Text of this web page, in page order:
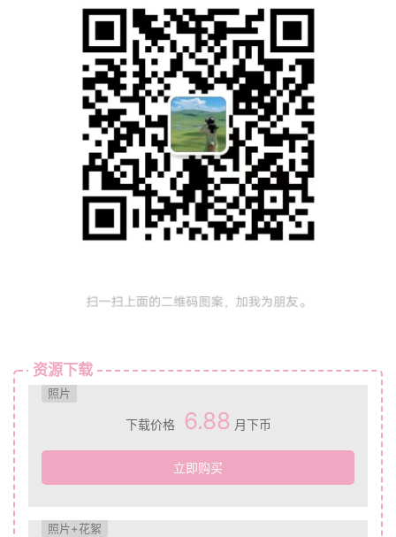
资源下载
照片
下载价格 6.88 月下币
立即购买
照片+花絮